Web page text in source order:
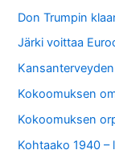
Don Trumpin
Järki voittaa
Kokoomuksen
Kokoomuksen
Kohtaako 1940